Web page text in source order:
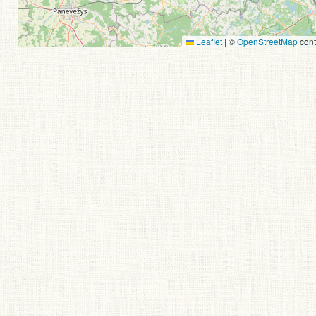
Leaflet | ©OpenStreetMap